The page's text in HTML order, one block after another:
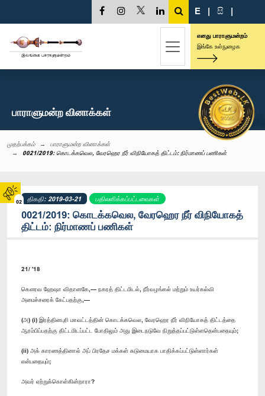
02
E | සි |
எனது பாராளுமன்றம்
இங்கே உள்நுழைக
பாராளுமன்ற வினாக்கள்
முதற்பக்கம்
பாராளுமன்ற வினாக்கள்
0021/2019: கொடக்கவெல, வேரஹெர நீர் விநியோகத் திட்டம்: நிர்மாணப் பணிகள்
திகதி: 2019-03-21 பதிலளிக்கப்பட்டவைகள்
0021/2019: கொடக்கவெல, வேரஹெர நீர் விநியோகத்
திட்டம்: நிர்மாணப் பணிகள்
21/ '18
கௌரவ ​ஹேஷா விதானகே,— நகரத் திட்டமிடல், நீர்வழங்கல் மற்றும் உயர்கல்வி
அமைச்சரைக் கேட்பதற்கு,—
(அ) (​i) இரத்தினபுரி மாவட்டத்தின் கொடக்கவெல, வேரஹெர நீர் விநியோகத் திட்டத்தை
ஆரம்பிப்பதற்கு திட்டமிடப்பட்ட போதிலும் அது இடைநடுவே நிறுத்தப்பட்டுள்ளதென்பதையும்;
(ii) அக் காரணத்தினால் அப் பிரதேச மக்கள் கடுமையாக பாதிக்கப்பட்டுள்ளார்கள்
என்பதையும்;
அவர் ஏற்றுக்கொள்கின்றாரா?